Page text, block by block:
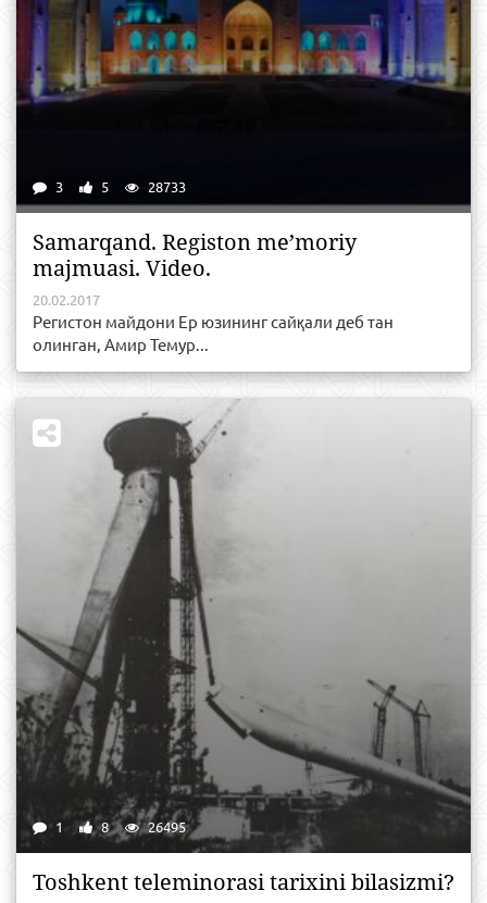
3 5 28733
Samarqand. Registon me’moriy
majmuasi. Video.
20.02.2017
Регистон майдони Ер юзининг сайқали деб тан
олинган, Амир Темур...
1 8 26495
Toshkent teleminorasi tarixini bilasizmi?